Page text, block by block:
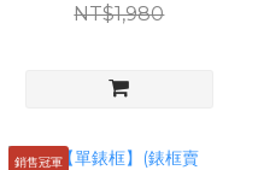
NT$1,980
銷售冠軍